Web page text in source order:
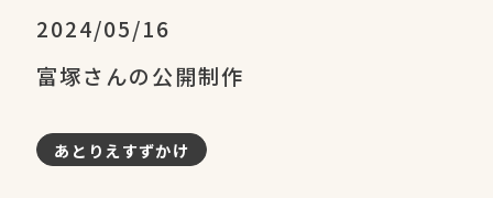
2024/05/16
富塚さんの公開制作
あとりえすずかけ